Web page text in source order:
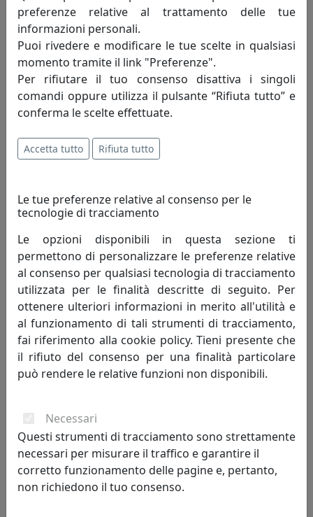
Arti e Mestieri
343,89 €
OROLOGIO DA PARETE DI GRANDI DIMENSIONI CON NUMERI
ROMANI BIG LUX, COD. 0OR3260C71
Arti e Mestieri
preferenze relative al trattamento delle tue
informazioni personali.
Puoi rivedere e modificare le tue scelte in qualsiasi
momento tramite il link "Preferenze".
Per rifiutare il tuo consenso disattiva i singoli
comandi oppure utilizza il pulsante “Rifiuta tutto” e
conferma le scelte effettuate.
Accetta tutto Rifiuta tutto
Le tue preferenze relative al consenso per le
tecnologie di tracciamento
Le opzioni disponibili in questa sezione ti
permettono di personalizzare le preferenze relative
al consenso per qualsiasi tecnologia di tracciamento
utilizzata per le finalità descritte di seguito. Per
ottenere ulteriori informazioni in merito all'utilità e
al funzionamento di tali strumenti di tracciamento,
fai riferimento alla cookie policy. Tieni presente che
il rifiuto del consenso per una finalità particolare
può rendere le relative funzioni non disponibili.
Necessari
Questi strumenti di tracciamento sono strettamente
necessari per misurare il traffico e garantire il
corretto funzionamento delle pagine e, pertanto,
non richiedono il tuo consenso.